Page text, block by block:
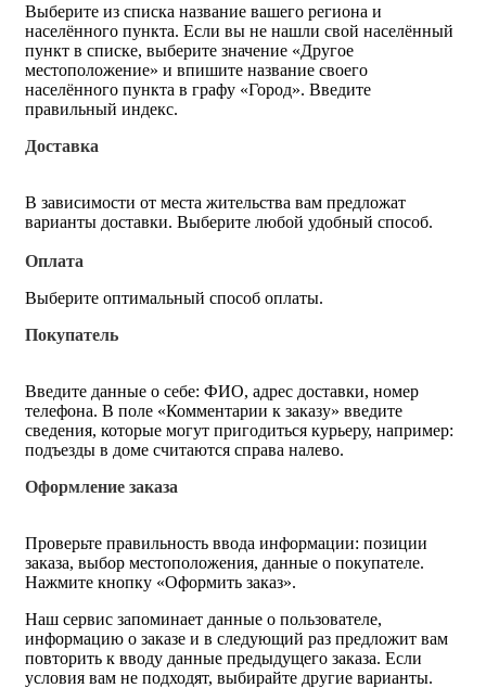
Выберите из списка название вашего региона и
населённого пункта. Если вы не нашли свой населённый
пункт в списке, выберите значение «Другое
местоположение» и впишите название своего
населённого пункта в графу «Город». Введите
правильный индекс.
Доставка
В зависимости от места жительства вам предложат
варианты доставки. Выберите любой удобный способ.
Оплата
Выберите оптимальный способ оплаты.
Покупатель
Введите данные о себе: ФИО, адрес доставки, номер
телефона. В поле «Комментарии к заказу» введите
сведения, которые могут пригодиться курьеру, например:
подъезды в доме считаются справа налево.
Оформление заказа
Проверьте правильность ввода информации: позиции
заказа, выбор местоположения, данные о покупателе.
Нажмите кнопку «Оформить заказ».
Наш сервис запоминает данные о пользователе,
информацию о заказе и в следующий раз предложит вам
повторить к вводу данные предыдущего заказа. Если
условия вам не подходят, выбирайте другие варианты.